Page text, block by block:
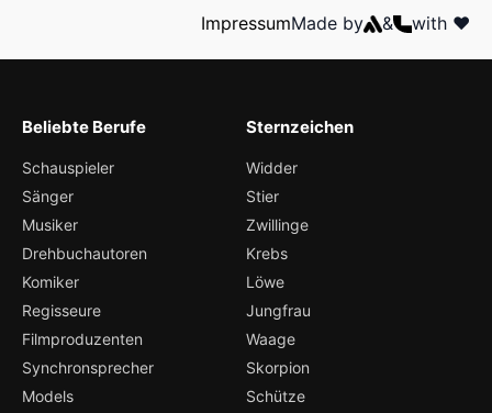
ImpressumMade by & with ❤️
Beliebte Berufe
Schauspieler
Sänger
Musiker
Drehbuchautoren
Komiker
Regisseure
Filmproduzenten
Synchronsprecher
Models
Sternzeichen
Widder
Stier
Zwillinge
Krebs
Löwe
Jungfrau
Waage
Skorpion
Schütze